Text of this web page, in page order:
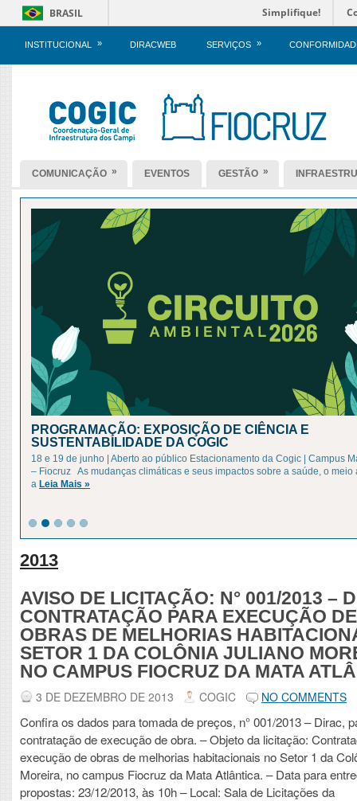
BRASIL Simplifique!
INSTITUCIONAL » DIRACWEB SERVIÇOS »
COMUNICAÇÃO » EVENTOS GESTÃO »
PROGRAMAÇÃO: EXPOSIÇÃO DE CIÊNCIA E
SUSTENTABILIDADE DA COGIC
18 e 19 de junho | Aberto ao público Estacionamento da Cogic | Campus
– Fiocruz As mudanças climáticas e seus impactos sobre a saúde, o meio
a Leia Mais »
2013
AVISO DE LICITAÇÃO: N° 001/2013 –
CONTRATAÇÃO PARA EXECUÇÃO DE
OBRAS DE MELHORIAS
SETOR 1 DA COLÔNIA JULIANO
NO CAMPUS FIOCRUZ DA MATA
3 DE DEZEMBRO DE 2013 COGIC NO COMMENTS
Confira os dados para tomada de preços, n° 001/2013 – Dirac,
contratação de execução de obra. – Objeto da licitação:
execução de obras de melhorias habitacionais no Setor 1 da
Moreira, no campus Fiocruz da Mata Atlântica. – Data para
propostas: 23/12/2013, às 10h – Local: Sala de Licitações da